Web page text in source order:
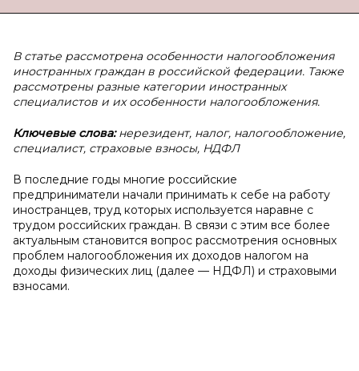
В статье рассмотрена особенности налогообложения
иностранных граждан в российской федерации. Также
рассмотрены разные категории иностранных
специалистов и их особенности налогообложения.
Ключевые слова:нерезидент, налог, налогообложение,
специалист, страховые взносы, НДФЛ
В последние годы многие российские
предприниматели начали принимать к себе на работу
иностранцев, труд которых используется наравне с
трудом российских граждан. В связи с этим все более
актуальным становится вопрос рассмотрения основных
проблем налогообложения их доходов налогом на
доходы физических лиц (далее — НДФЛ) и страховыми
взносами.